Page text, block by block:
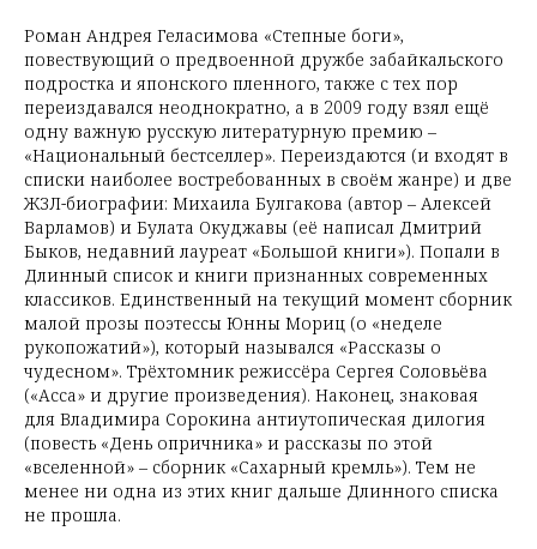
Роман Андрея Геласимова «Степные боги»,
повествующий о предвоенной дружбе забайкальского
подростка и японского пленного, также с тех пор
переиздавался неоднократно, а в 2009 году взял ещё
одну важную русскую литературную премию –
«Национальный бестселлер». Переиздаются (и входят в
списки наиболее востребованных в своём жанре) и две
ЖЗЛ-биографии: Михаила Булгакова (автор – Алексей
Варламов) и Булата Окуджавы (её написал Дмитрий
Быков, недавний лауреат «Большой книги»). Попали в
Длинный список и книги признанных современных
классиков. Единственный на текущий момент сборник
малой прозы поэтессы Юнны Мориц (о «неделе
рукопожатий»), который назывался «Рассказы о
чудесном». Трёхтомник режиссёра Сергея Соловьёва
(«Асса» и другие произведения). Наконец, знаковая
для Владимира Сорокина антиутопическая дилогия
(повесть «День опричника» и рассказы по этой
«вселенной» – сборник «Сахарный кремль»). Тем не
менее ни одна из этих книг дальше Длинного списка
не прошла.